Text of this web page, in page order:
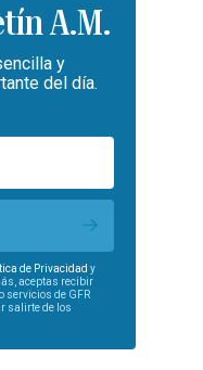
A.M.
y
del día.
de Privacidad y
aceptas recibir
servicios de GFR
salirte de los